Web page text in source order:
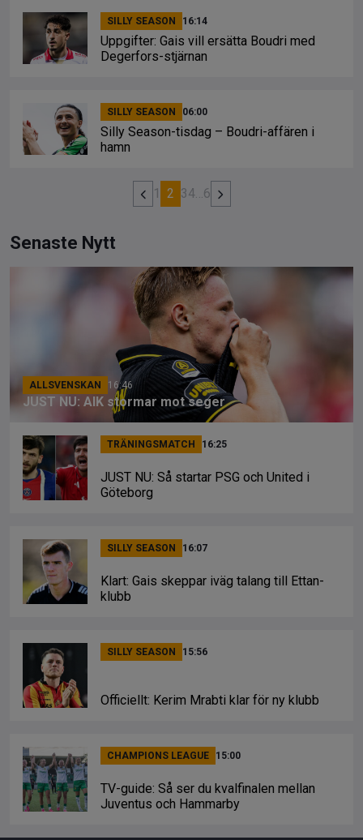
SILLY SEASON 16:14
Uppgifter: Gais vill ersätta Boudri med
Degerfors-stjärnan
SILLY SEASON 06:00
Silly Season-tisdag – Boudri-affären i
hamn
1 2 34…6
Senaste Nytt
ALLSVENSKAN 16:46
JUST NU: AIK stormar mot seger
TRÄNINGSMATCH 16:25
JUST NU: Så startar PSG och United i
Göteborg
SILLY SEASON 16:07
Klart: Gais skeppar iväg talang till Ettan-
klubb
SILLY SEASON 15:56
Officiellt: Kerim Mrabti klar för ny klubb
CHAMPIONS LEAGUE 15:00
TV-guide: Så ser du kvalfinalen mellan
Juventus och Hammarby